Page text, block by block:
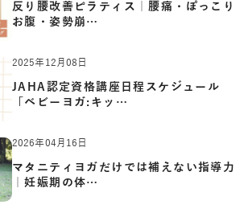
反り腰改善ピラティス｜腰痛・ぽっこり
お腹・姿勢崩…
2025年12月08日
JAHA認定資格講座日程スケジュール
「ベビーヨガ:キッ…
2026年04月16日
マタニティヨガだけでは補えない指導力
｜妊娠期の体…